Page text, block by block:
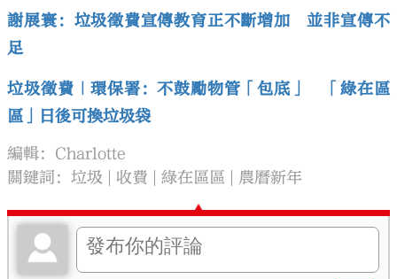
謝展寰：垃圾徵費宣傳教育正不斷增加 並非宣傳不
足
垃圾徵費｜環保署：不鼓勵物管「包底」 「綠在區
區」日後可換垃圾袋
編輯：Charlotte
關鍵詞：垃圾 收費 綠在區區 農曆新年